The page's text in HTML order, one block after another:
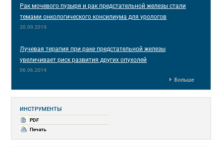
Рак мочевого пузыря и рак предстательной железы стали
темами онкологического консилиума для урологов
20.09.2019
Лучевая терапия при раке предстательной железы
увеличивает риск развития других опухолей
06.06.2014
Больше
ИНСТРУМЕНТЫ
PDF
Печать